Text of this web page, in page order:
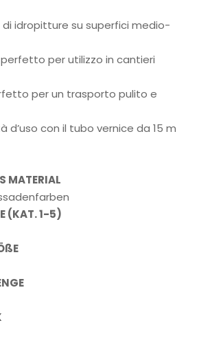
di idropitture su superfici medio-
per utilizzo in cantieri
per un trasporto pulito e
d’uso con il tubo vernice da 15 m
MATERIAL
(KAT. 1-5)